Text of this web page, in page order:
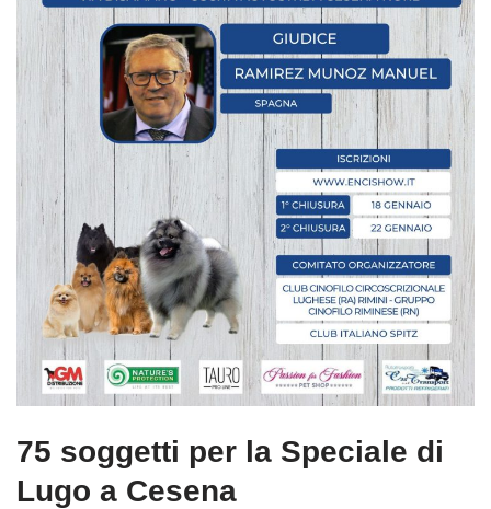
75 soggetti per la Speciale di
Lugo a Cesena